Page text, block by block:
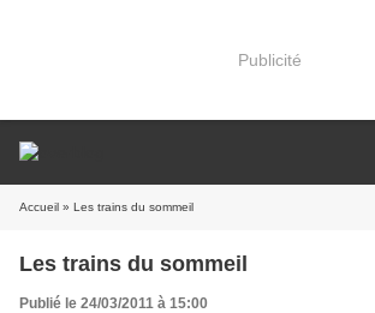
Publicité
Accueil » Les trains du sommeil
Les trains du sommeil
Publié le 24/03/2011 à 15:00